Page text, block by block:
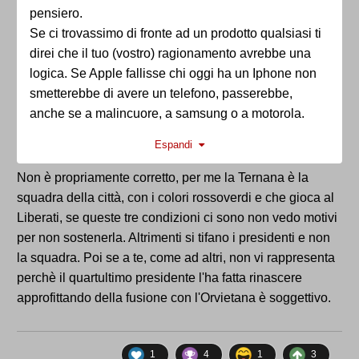
pensiero.
Se ci trovassimo di fronte ad un prodotto qualsiasi ti
direi che il tuo (vostro) ragionamento avrebbe una
logica. Se Apple fallisse chi oggi ha un Iphone non
smetterebbe di avere un telefono, passerebbe,
anche se a malincuore, a samsung o a motorola.
una industria qualsiasi con un prodotto qualsiasi. E'
l'industria (insieme a poche altre, penso ad esempio
a quella delle produzioni musicali) che associa al
"prodotto" una componete emozionale e di fedeltà
che le altre industrie nel pianeta solo si sognano.
Quella stessa cosa che ci fa dire "la Ternana è la
nostra" e che non fa dire a un malato di nutella che
la Ferrero è la sua.
altri) fate ha molto senso se si considera il calcio un
prodotto, ha molto meno senso se applicato alla fede
Espandi
Non è propriamente corretto, per me la Ternana è la
squadra della città, con i colori rossoverdi e che gioca al
Liberati, se queste tre condizioni ci sono non vedo motivi
per non sostenerla. Altrimenti si tifano i presidenti e non
la squadra. Poi se a te, come ad altri, non vi rappresenta
perchè il quartultimo presidente l'ha fatta rinascere
approfittando della fusione con l'Orvietana è soggettivo.
1 4 1 3